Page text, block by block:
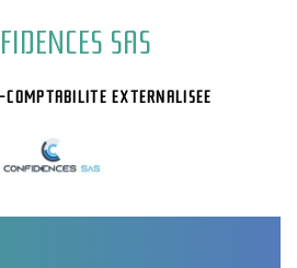
SAS
EXTERNALISEE